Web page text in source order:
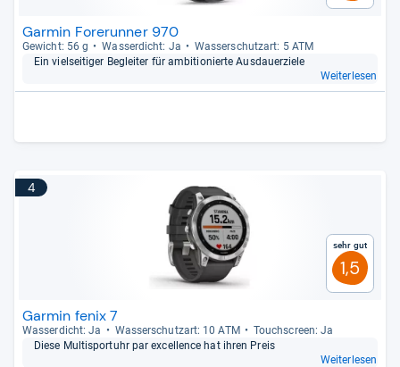
Garmin Forerunner 970
Gewicht: 56 g Was­ser­dicht: Ja
Was­ser­schutz­art: 5 ATM
Ein viel­sei­ti­ger Beglei­ter für ambi­tio­nierte Aus­dau­er­ziele
Weiterlesen
4
Sehr gut
1,5
Garmin fenix 7
Was­ser­dicht: Ja Was­ser­schutz­art: 10 ATM
Touch­s­creen: Ja
Diese Mul­tisport­uhr par excel­lence hat ihren Preis
Weiterlesen